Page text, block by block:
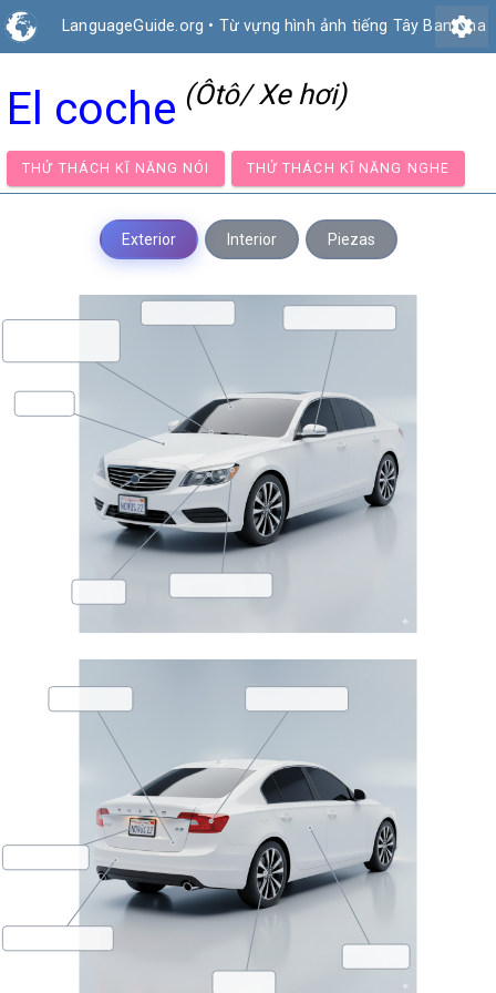
LanguageGuide.org • Từ vựng hình ảnh tiếng Tây Ban Nha
settings
El coche (Ôtô/ Xe hơi)
THỬ THÁCH KĨ NĂNG NÓI THỬ THÁCH KĨ NĂNG
Exterior Interior Piezas